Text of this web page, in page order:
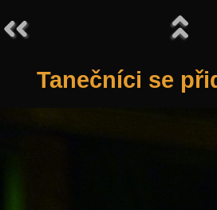
Tanečníci se